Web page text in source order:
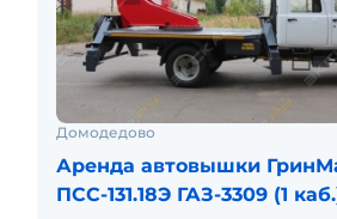
Домодедово
Аренда автовышки
ПСС-131.18Э ГАЗ-3309 (1